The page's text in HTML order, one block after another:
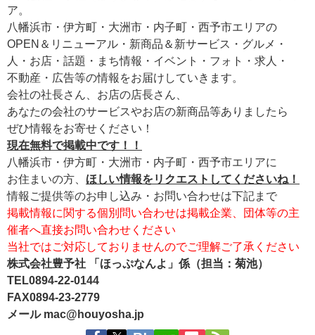
ア。
八幡浜市・伊方町・大洲市・内子町・西予市エリアの
OPEN＆リニューアル・新商品＆新サービス・グルメ・
人・お店・話題・まち情報・イベント・フォト・求人・
不動産・広告等の情報をお届けしていきます。
会社の社長さん、お店の店長さん、
あなたの会社のサービスやお店の新商品等ありましたら
ぜひ情報をお寄せください！
現在無料で掲載中です！！
八幡浜市・伊方町・大洲市・内子町・西予市エリアに
お住まいの方、 ほしい情報をリクエストしてくださいね！
情報ご提供等のお申し込み・お問い合わせは下記まで
掲載情報に関する個別問い合わせは掲載企業、団体等の主
催者へ直接お問い合わせください
当社ではご対応しておりませんのでご理解ご了承ください
株式会社豊予社 「ほっぷなんよ」係（担当：菊池）
TEL0894-22-0144
FAX0894-23-2779
メール mac@houyosha.jp